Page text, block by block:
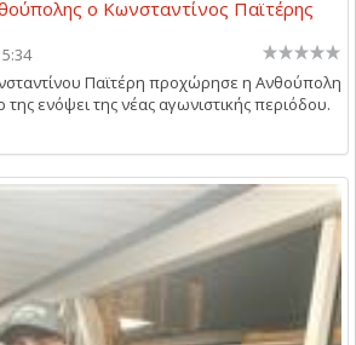
ο Κωνσταντίνος Παϊτέρης
Παϊτέρη προχώρησε η Ανθούπολη
της ενόψει της νέας αγωνιστικής περιόδου.